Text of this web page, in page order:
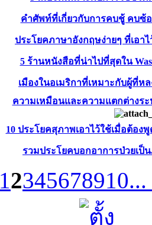
คำศัพท์ที่เกี่ยวกับการคบชู้ คบซ้
ประโยคภาษาอังกฤษง่ายๆ ที่เอา
5 ร้านหนังสือที่น่าไปที่สุดใน
เมืองในอเมริกาที่เหมาะกับผู้ที่ห
ความเหมือนและความแตกต่างระ
10 ประโยคสุภาพเอาไว้ใช้เมื่อต้อง
รวมประโยคบอกอาการป่วยเป็
1 2345678910